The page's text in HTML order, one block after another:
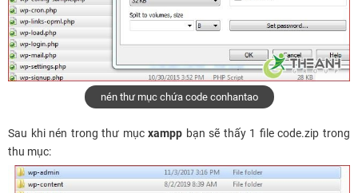
nén thư mục chứa code conhantao
Sau khi nén trong thư mụcxampp bạn sẽ thấy 1 file code.zip trong
thu mục: